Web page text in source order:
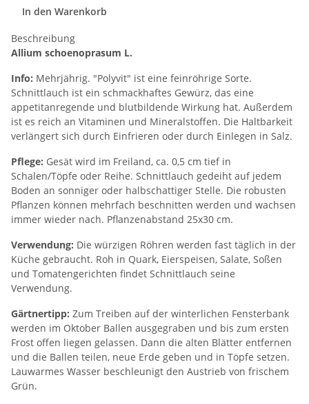
In den Warenkorb
Beschreibung
Allium schoenoprasum L.
Info: Mehrjährig. "Polyvit" ist eine feinröhrige Sorte.
Schnittlauch ist ein schmackhaftes Gewürz, das eine
appetitanregende und blutbildende Wirkung hat. Außerdem
ist es reich an Vitaminen und Mineralstoffen. Die Haltbarkeit
verlängert sich durch Einfrieren oder durch Einlegen in Salz.
Pflege: Gesät wird im Freiland, ca. 0,5 cm tief in
Schalen/Töpfe oder Reihe. Schnittlauch gedeiht auf jedem
Boden an sonniger oder halbschattiger Stelle. Die robusten
Pflanzen können mehrfach beschnitten werden und wachsen
immer wieder nach. Pflanzenabstand 25x30 cm.
Verwendung: Die würzigen Röhren werden fast täglich in der
Küche gebraucht. Roh in Quark, Eierspeisen, Salate, Soßen
und Tomatengerichten findet Schnittlauch seine
Verwendung.
Gärtnertipp: Zum Treiben auf der winterlichen Fensterbank
werden im Oktober Ballen ausgegraben und bis zum ersten
Frost offen liegen gelassen. Dann die alten Blätter entfernen
und die Ballen teilen, neue Erde geben und in Töpfe setzen.
Lauwarmes Wasser beschleunigt den Austrieb von frischem
Grün.